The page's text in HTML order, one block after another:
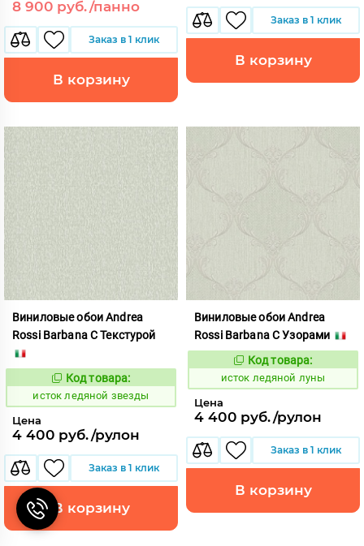
8 900 руб./панно
Заказ в 1 клик
В корзину
Заказ в 1 клик
В корзину
Виниловые обои Andrea
Rossi Barbana С Текстурой
Код:
583779
Код товара:
исток ледяной звезды
Цена
4 400 руб./рулон
Заказ в 1 клик
В корзину
Виниловые обои Andrea
Rossi Barbana С Узорами
Код:
583795
Код товара:
исток ледяной луны
Цена
4 400 руб./рулон
Заказ в 1 клик
В корзину